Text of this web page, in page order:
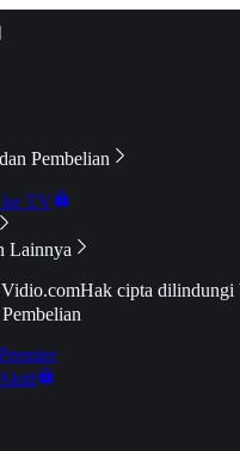
Pembelian
ke TV
Lainnya
Hak cipta dilindungi